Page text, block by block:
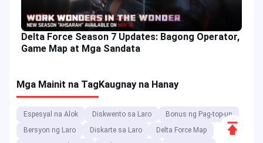
Delta Force Season 7 Updates: Bagong Operator,
Game Map at Mga Sandata
Mga Mainit na TagKaugnay na Hanay
Espesyal na Alok Diskwento sa Laro
Bonus ng Pag-top-up
Bersyon ng Laro
Diskarte sa Laro
Delta Force Map
Scroll